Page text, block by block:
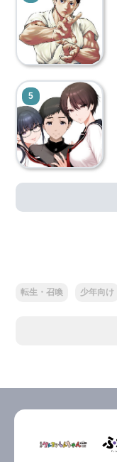
5
転生・召喚 少年向け